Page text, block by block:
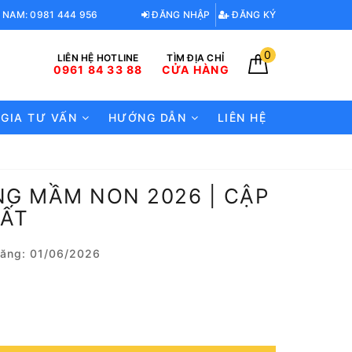
NAM: 0981 444 956 ĐĂNG NHẬP ĐĂNG KÝ
LIÊN HỆ HOTLINE
0961 84 33 88
TÌM ĐỊA CHỈ
CỬA HÀNG
0
TƯ VẤN HƯỚNG DẪN LIÊN HỆ
MẦM NON 2026 | CẬP
01/06/2026